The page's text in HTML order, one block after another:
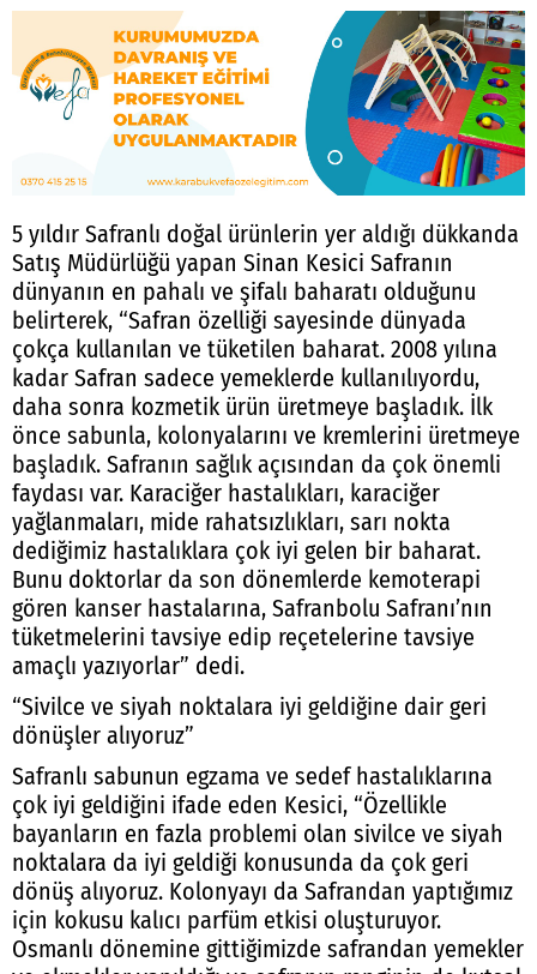
5 yıldır Safranlı doğal ürünlerin yer aldığı dükkanda
Satış Müdürlüğü yapan Sinan Kesici Safranın
dünyanın en pahalı ve şifalı baharatı olduğunu
belirterek, “Safran özelliği sayesinde dünyada
çokça kullanılan ve tüketilen baharat. 2008 yılına
kadar Safran sadece yemeklerde kullanılıyordu,
daha sonra kozmetik ürün üretmeye başladık. İlk
önce sabunla, kolonyalarını ve kremlerini üretmeye
başladık. Safranın sağlık açısından da çok önemli
faydası var. Karaciğer hastalıkları, karaciğer
yağlanmaları, mide rahatsızlıkları, sarı nokta
dediğimiz hastalıklara çok iyi gelen bir baharat.
Bunu doktorlar da son dönemlerde kemoterapi
gören kanser hastalarına, Safranbolu Safranı’nın
tüketmelerini tavsiye edip reçetelerine tavsiye
amaçlı yazıyorlar” dedi.
“Sivilce ve siyah noktalara iyi geldiğine dair geri
dönüşler alıyoruz”
Safranlı sabunun egzama ve sedef hastalıklarına
çok iyi geldiğini ifade eden Kesici, “Özellikle
bayanların en fazla problemi olan sivilce ve siyah
noktalara da iyi geldiği konusunda da çok geri
dönüş alıyoruz. Kolonyayı da Safrandan yaptığımız
için kokusu kalıcı parfüm etkisi oluşturuyor.
Osmanlı dönemine gittiğimizde safrandan yemekler